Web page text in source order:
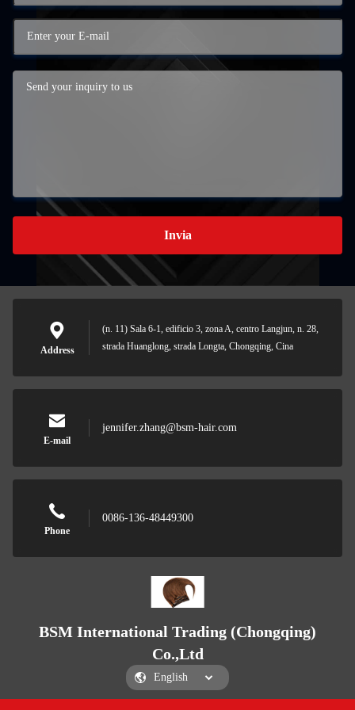
Invia
Address
(n. 11) Sala 6-1, edificio 3, zona A, centro Langjun, n. 28,
strada Huanglong, strada Longta, Chongqing, Cina
E-mail
jennifer.zhang@bsm-hair.com
Phone
0086-136-48449300
BSM International Trading (Chongqing)
Co.,Ltd